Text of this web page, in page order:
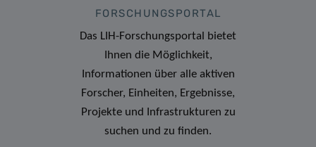
FORSCHUNGSPORTAL
Das LIH-Forschungsportal bietet
Ihnen die Möglichkeit,
Informationen über alle aktiven
Forscher, Einheiten, Ergebnisse,
Projekte und Infrastrukturen zu
suchen und zu finden.